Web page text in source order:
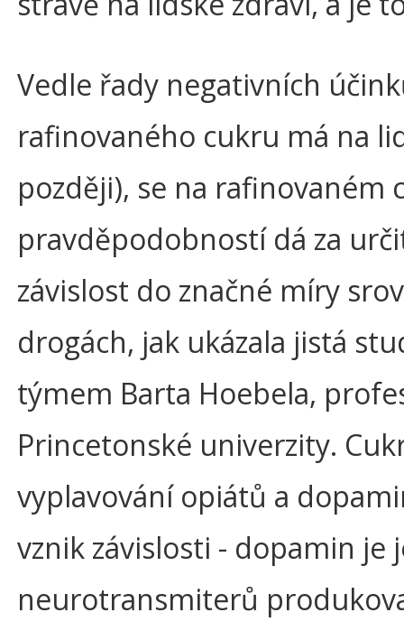
Vedle řady negativních
rafinovaného cukru má na
později), se na rafinovaném
pravděpodobností dá za
závislost do značné míry
drogách, jak ukázala jistá
týmem Barta Hoebela,
Princetonské univerzity.
vyplavování opiátů a
vznik závislosti - dopamin je
neurotransmiterů